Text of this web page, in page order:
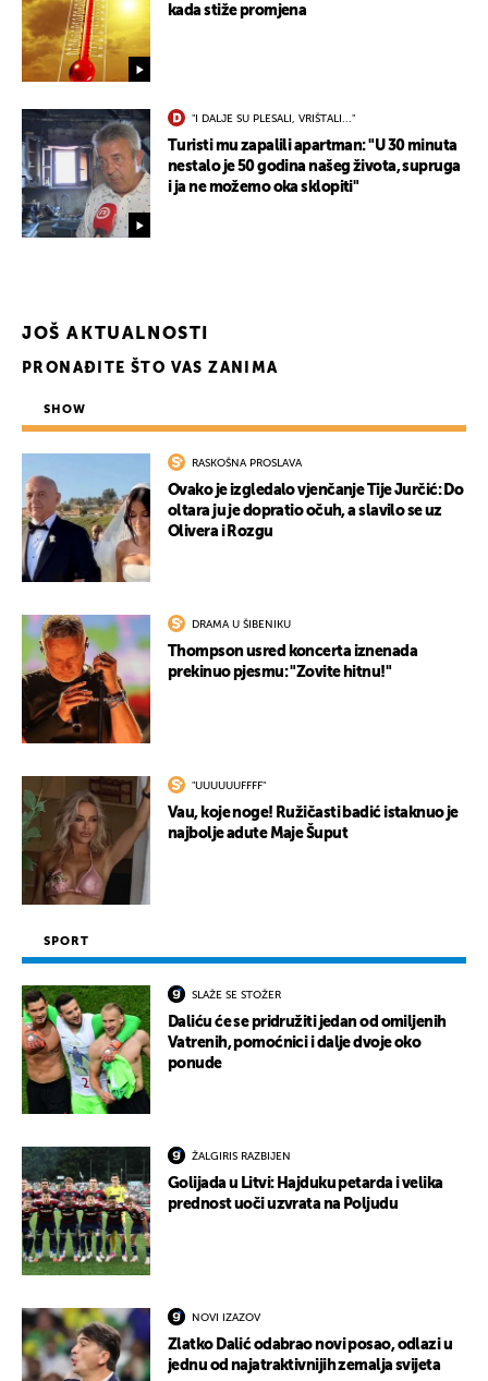
kada stiže promjena
"I DALJE SU PLESALI, VRIŠTALI..."
Turisti mu zapalili apartman: "U 30 minuta
nestalo je 50 godina našeg života, supruga
i ja ne možemo oka sklopiti"
JOŠ AKTUALNOSTI
PRONAĐITE ŠTO VAS ZANIMA
SHOW
RASKOŠNA PROSLAVA
Ovako je izgledalo vjenčanje Tije Jurčić: Do
oltara ju je dopratio očuh, a slavilo se uz
Olivera i Rozgu
DRAMA U ŠIBENIKU
Thompson usred koncerta iznenada
prekinuo pjesmu: "Zovite hitnu!"
"UUUUUUFFFF"
Vau, koje noge! Ružičasti badić istaknuo je
najbolje adute Maje Šuput
SPORT
SLAŽE SE STOŽER
Daliću će se pridružiti jedan od omiljenih
Vatrenih, pomoćnici i dalje dvoje oko
ponude
ŽALGIRIS RAZBIJEN
Golijada u Litvi: Hajduku petarda i velika
prednost uoči uzvrata na Poljudu
NOVI IZAZOV
Zlatko Dalić odabrao novi posao, odlazi u
jednu od najatraktivnijih zemalja svijeta